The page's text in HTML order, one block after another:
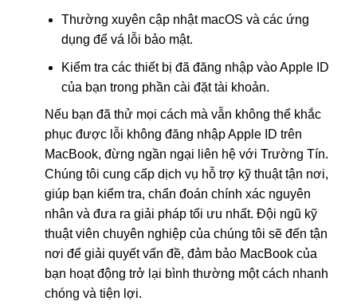
Thường xuyên cập nhật macOS và các ứng
dụng để vá lỗi bảo mật.
Kiểm tra các thiết bị đã đăng nhập vào Apple ID
của bạn trong phần cài đặt tài khoản.
Nếu bạn đã thử mọi cách mà vẫn không thể khắc
phục được lỗi không đăng nhập Apple ID trên
MacBook, đừng ngần ngại liên hệ với Trường Tín.
Chúng tôi cung cấp dịch vụ hỗ trợ kỹ thuật tận nơi,
giúp bạn kiểm tra, chẩn đoán chính xác nguyên
nhân và đưa ra giải pháp tối ưu nhất. Đội ngũ kỹ
thuật viên chuyên nghiệp của chúng tôi sẽ đến tận
nơi để giải quyết vấn đề, đảm bảo MacBook của
bạn hoạt động trở lại bình thường một cách nhanh
chóng và tiện lợi.